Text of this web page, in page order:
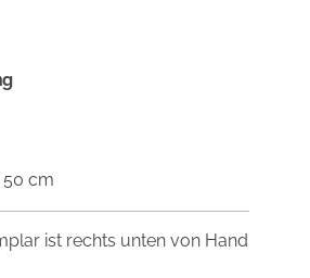
50 cm
ist rechts unten von Hand